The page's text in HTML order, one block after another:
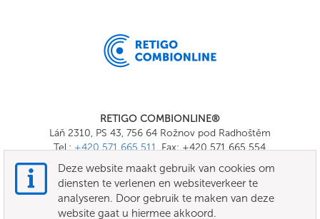
RETIGO COMBIONLINE®
Láň 2310, PS 43, 756 64 Rožnov pod Radhoštěm
Tel.:+420 571 665 511, Fax: +420 571 665 554
E-mail:
info@combionline.com
OnlineMenu
Deze website maakt gebruik van cookies om
diensten te verlenen en websiteverkeer te
analyseren. Door gebruik te maken van deze
website gaat u hiermee akkoord.